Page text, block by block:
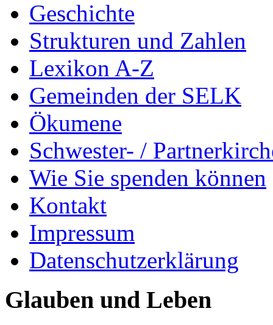
Geschichte
Strukturen und Zahlen
Lexikon A-Z
Gemeinden der SELK
Ökumene
Schwester- /
Wie Sie spenden können
Kontakt
Impressum
Datenschutzerklärung
Glauben und Leben